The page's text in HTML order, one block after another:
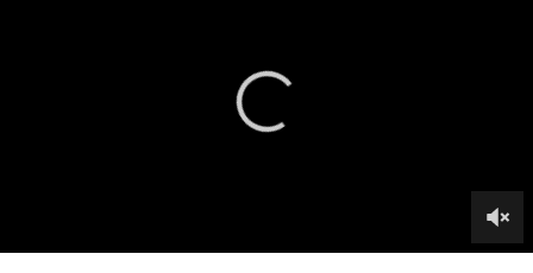
Le Maroc a décidé de suspendre tous les vols de directs de
passagers à destination du Maroc pour une durée de deux
intervient en raison de la propagation rapide du nouveau
variant du virus du Covid-19, Omicron, notamment en Europe
et en Afrique, et afin de préserver les acquis réalisés par le